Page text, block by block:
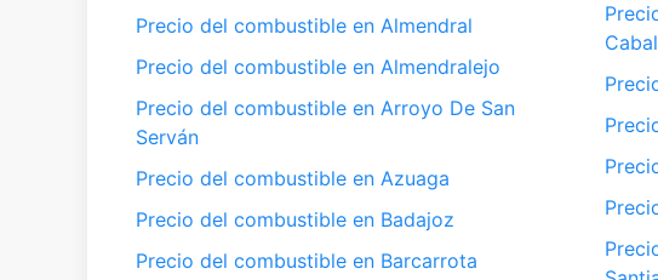
Precio del combustible en Almendral
Precio del combustible en Almendralejo
Precio del combustible en Arroyo De San
Serván
Precio del combustible en Azuaga
Precio del combustible en Badajoz
Precio del combustible en Barcarrota